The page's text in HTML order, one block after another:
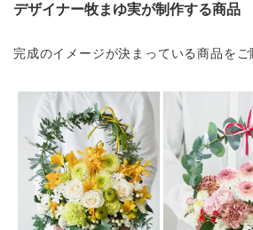
デザイナー牧まゆ実が制作する商品
完成のイメージが決まっている商品をご